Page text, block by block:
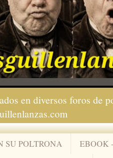
en diversos foros de
SU POLTRONA
EBOOK